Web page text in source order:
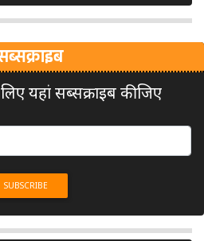
यहां सब्सक्राइब कीजिए